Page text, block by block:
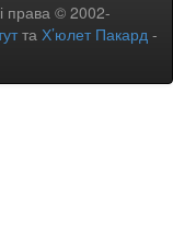
права © 2002-
та Х’юлет Пакард -